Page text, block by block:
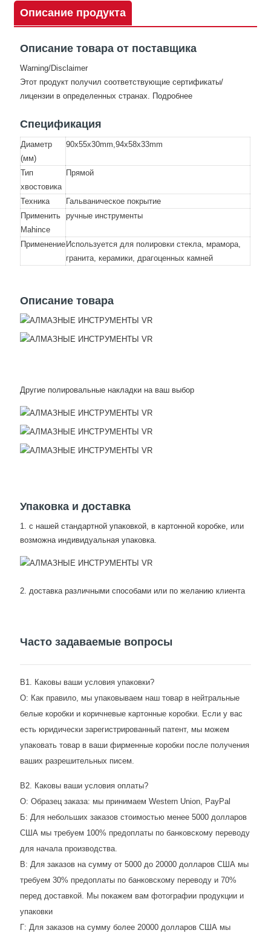
Описание продукта
Описание товара от поставщика
Warning/Disclaimer
Этот продукт получил соответствующие сертификаты/
лицензии в определенных странах. Подробнее
Спецификация
Диаметр
(мм)
90x55x30mm,94x58x33mm
Тип
хвостовика
Прямой
Техника
Гальваническое покрытие
Применить
Mahince
ручные инструменты
Применение Используется для полировки стекла, мрамора,
гранита, керамики, драгоценных камней
Описание товара
Другие полировальные накладки на ваш выбор
Упаковка и доставка
1. с нашей стандартной упаковкой, в картонной коробке, или
возможна индивидуальная упаковка.
2. доставка различными способами или по желанию клиента
Часто задаваемые вопросы
В1. Каковы ваши условия упаковки?
О: Как правило, мы упаковываем наш товар в нейтральные
белые коробки и коричневые картонные коробки. Если у вас
есть юридически зарегистрированный патент, мы можем
упаковать товар в ваши фирменные коробки после получения
ваших разрешительных писем.
В2. Каковы ваши условия оплаты?
О: Образец заказа: мы принимаем Western Union, PayPal
Б: Для небольших заказов стоимостью менее 5000 долларов
США мы требуем 100% предоплаты по банковскому переводу
для начала производства.
В: Для заказов на сумму от 5000 до 20000 долларов США мы
требуем 30% предоплаты по банковскому переводу и 70%
перед доставкой. Мы покажем вам фотографии продукции и
упаковки
Г: Для заказов на сумму более 20000 долларов США мы